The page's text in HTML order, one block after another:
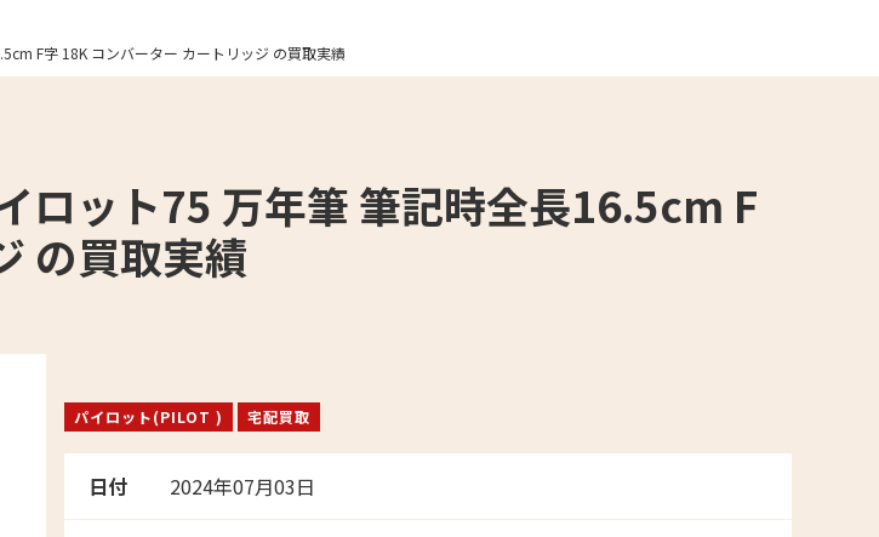
F字 18K コンバーター カートリッジ の買取実績
ロット75 万年筆 筆記時全長16.5cm F
の買取実績
パイロット(PILOT ) 宅配買取
日付 2024年07月03日